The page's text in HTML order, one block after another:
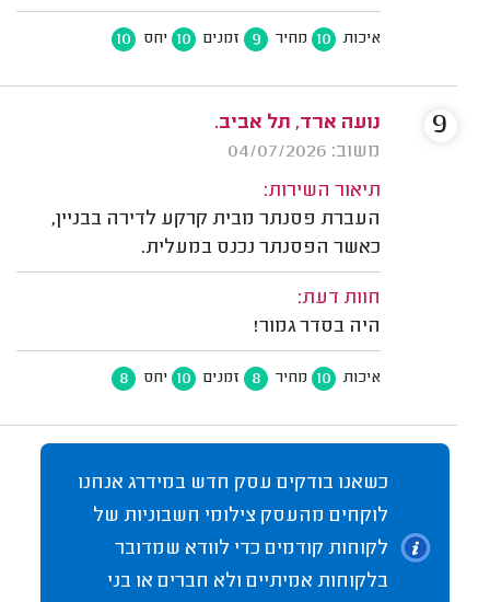
איכות 10 מחיר 9 זמנים 10 יחס 10
נועה ארד, תל אביב.
משוב: 04/07/2026
תיאור השירות:
העברת פסנתר מבית קרקע לדירה בבניין,
כאשר הפסנתר נכנס במעלית.
חוות דעת:
היה בסדר גמור!
איכות 10 מחיר 8 זמנים 10 יחס 8
9
כשאנו בודקים עסק חדש במידרג אנחנו
לוקחים מהעסק צילומי חשבוניות של
לקוחות קודמים כדי לוודא שמדובר
בלקוחות אמיתיים ולא חברים או בני